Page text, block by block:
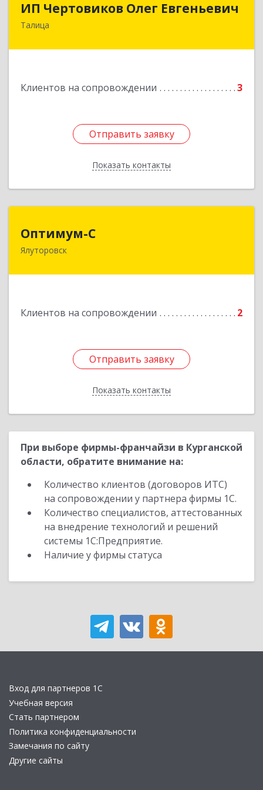
ИП Чертовиков Олег Евгеньевич
Талица
Клиентов на сопровождении 3
Отправить заявку
Показать контакты
623640, Свердловская обл, Талица г, Ленина ул,
Отправить заявку
Назад
Оптимум-С
Ялуторовск
Клиентов на сопровождении 2
Отправить заявку
Показать контакты
Отправить заявку
Назад
При выборе фирмы-франчайзи в Курганской
области, обратите внимание на:
Количество клиентов (договоров ИТС)
на сопровождении у партнера фирмы 1С.
Количество специалистов, аттестованных
на внедрение технологий и решений
системы 1С:Предприятие.
Наличие у фирмы статуса
Вход для партнеров 1С
Учебная версия
Стать партнером
Политика конфиденциальности
Замечания по сайту
Другие сайты